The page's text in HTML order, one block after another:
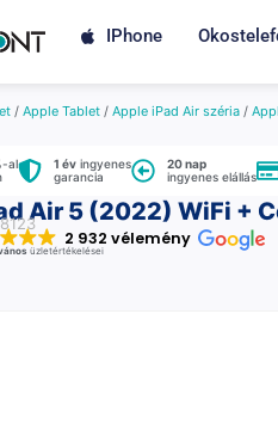
IPhone
/ Apple Tablet / Apple iPad Air széria /
-al
1 év ingyenes
garancia
20 nap
ingyenes elállás
Air 5 (2022) WiFi +
2 932 vélemény
üzletértékelései